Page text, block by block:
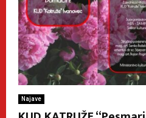
Najave